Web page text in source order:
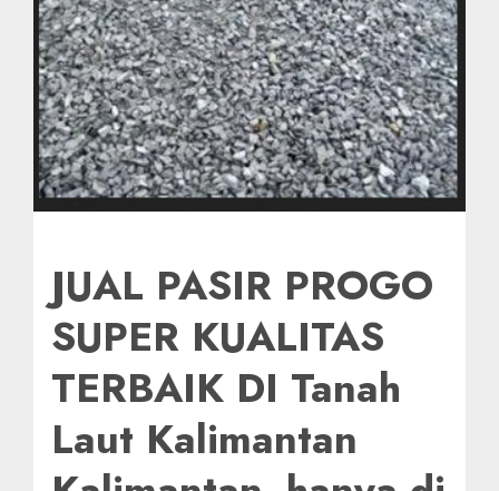
JUAL PASIR PROGO
SUPER KUALITAS
TERBAIK DI Tanah
Laut Kalimantan